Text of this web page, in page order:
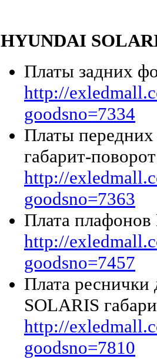
HYUNDAI
Платы задних
http://
goodsno=7334
Платы
габарит-
http://
goodsno=7363
Плата
http://
goodsno=7457
Плата
SOLARIS
http://
goodsno=7810